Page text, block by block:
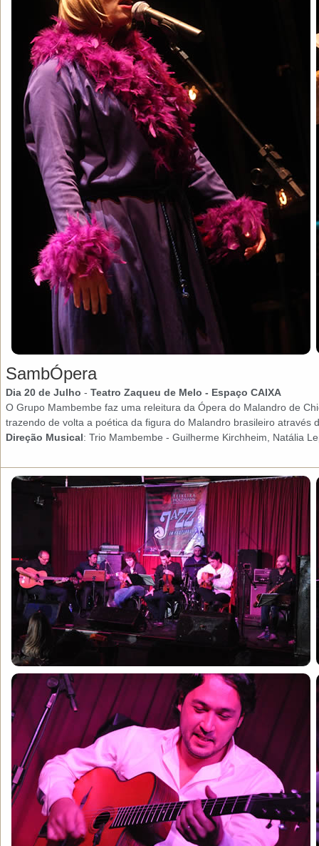
SambÓpera
Dia 20 de Julho - Teatro Zaqueu de Melo - Espaço CAIXA
O Grupo Mambembe faz uma releitura da Ópera do Malandro de
trazendo de volta a poética da figura do Malandro brasileiro
Direção Musical: Trio Mambembe - Guilherme Kirchheim, Natália